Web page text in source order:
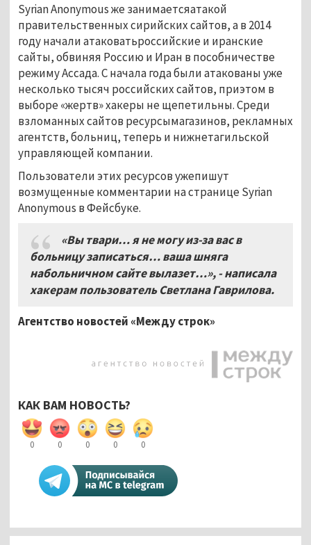
Syrian Anonymous же занимаетсяатакой
правительственных сирийских сайтов, а в 2014
году начали атаковатьроссийские и иранские
сайты, обвиняя Россию и Иран в пособничестве
режиму Ассада. С начала года были атакованы уже
несколько тысяч российских сайтов, приэтом в
выборе «жертв» хакеры не щепетильны. Среди
взломанных сайтов ресурсымагазинов, рекламных
агентств, больниц, теперь и нижнетагильской
управляющей компании.
Пользователи этих ресурсов ужепишут
возмущенные комментарии на странице Syrian
Anonymous в Фейсбуке.
«Вы твари… я не могу из-за вас в
больницу записаться… ваша шняга
набольничном сайте вылазет…», - написала
хакерам пользователь Светлана Гаврилова.
Агентство новостей «Между строк»
КАК ВАМ НОВОСТЬ?
0 0 0 0 0